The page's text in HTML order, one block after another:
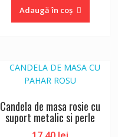
Adaugă în coș
Candela de masa rosie cu
suport metalic si perle